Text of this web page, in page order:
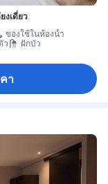
งเดี่ยว
ของใช้ในห้องน้ำ
ว
ฝักบัว
า